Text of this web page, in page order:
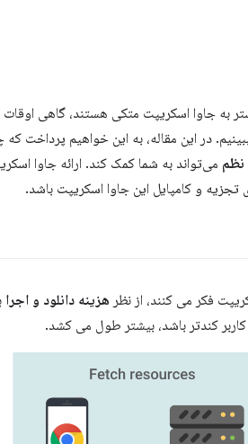
به جاوا اسکریپت متکی هستند، گاهی
در این مقاله، به این خواهیم
نظم می‌تواند به شما کمک کند. ارائه جاوا
و کامپایل این جاوا اسکریپت باشد.
فکر می کنند، از نظر هزینه دانلود و اجرا
کندتر باشد، بیشتر طول می کشد.